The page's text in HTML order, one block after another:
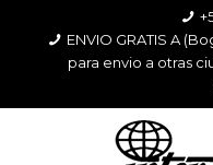
ENVIO GRATIS A
para envio a otras